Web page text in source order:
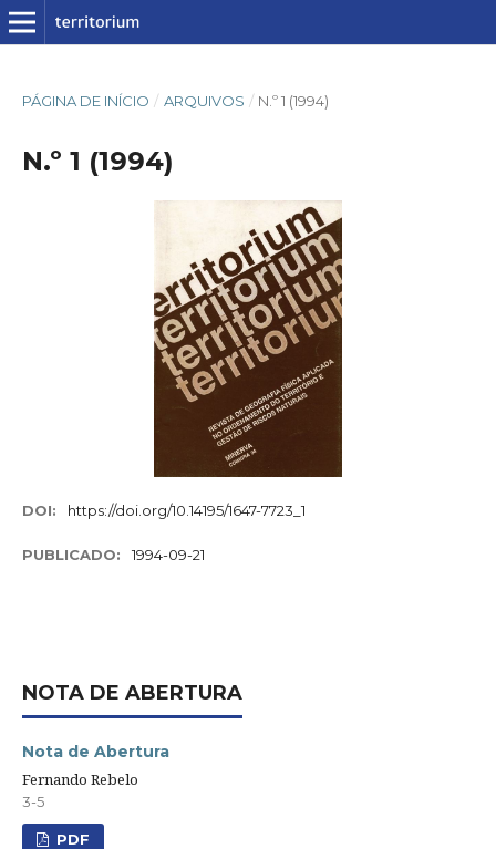
PÁGINA DE INÍCIO / ARQUIVOS / N.º 1 (1994)
N.º 1 (1994)
DOI: https://doi.org/10.14195/1647-7723_1
PUBLICADO: 1994-09-21
NOTA DE ABERTURA
Nota de Abertura
Fernando Rebelo
3-5
PDF